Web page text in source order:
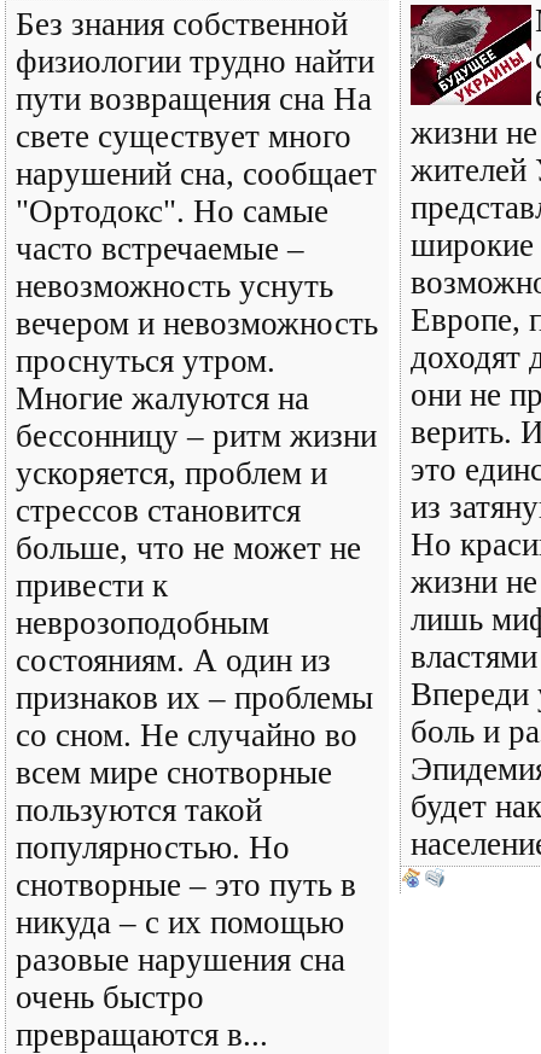
Без знания собственной
физиологии трудно найти
пути возвращения сна На
свете существует много
нарушений сна, сообщает
"Ортодокс". Но самые
часто встречаемые –
невозможность уснуть
вечером и невозможность
проснуться утром.
Многие жалуются на
бессонницу – ритм жизни
ускоряется, проблем и
стрессов становится
больше, что не может не
привести к
неврозоподобным
состояниям. А один из
признаков их – проблемы
со сном. Не случайно во
всем мире снотворные
пользуются такой
популярностью. Но
снотворные – это путь в
никуда – с их помощью
разовые нарушения сна
очень быстро
превращаются в...
жизни
широкие
Европе,
доходят
они не
верить.
это
из
Но
жизни не
лишь
Впереди
боль и
будет